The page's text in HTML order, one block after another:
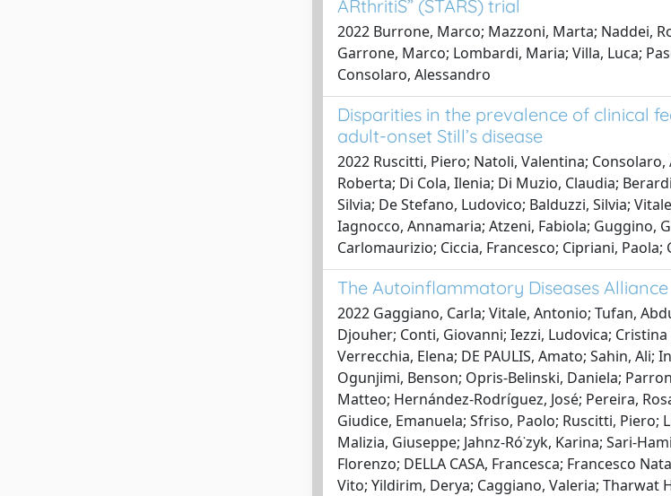
ARthritiS” (STARS) trial
2022 Burrone, Marco; Mazzoni, Marta; Naddei,
Garrone, Marco; Lombardi, Maria; Villa, Luca;
Consolaro, Alessandro
Disparities in the prevalence of clinical
adult-onset Still’s disease
2022 Ruscitti, Piero; Natoli, Valentina;
Roberta; Di Cola, Ilenia; Di Muzio, Claudia;
Silvia; De Stefano, Ludovico; Balduzzi, Silvia;
Iagnocco, Annamaria; Atzeni, Fabiola; Guggino,
Carlomaurizio; Ciccia, Francesco; Cipriani,
The Autoinflammatory Diseases
2022 Gaggiano, Carla; Vitale, Antonio; Tufan,
Djouher; Conti, Giovanni; Iezzi, Ludovica;
Verrecchia, Elena; DE PAULIS, Amato; Sahin,
Ogunjimi, Benson; Opris-Belinski, Daniela;
Matteo; Hernández-Rodríguez, José; Pereira,
Giudice, Emanuela; Sfriso, Paolo; Ruscitti, Piero;
Malizia, Giuseppe; Jahnz-Ró˙zyk, Karina; Sari-
Florenzo; DELLA CASA, Francesca; Francesco
Vito; Yildirim, Derya; Caggiano, Valeria; Tharwat